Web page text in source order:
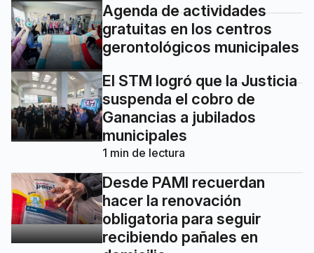
Agenda de actividades
gratuitas en los centros
gerontológicos municipales
El STM logró que la Justicia
suspenda el cobro de
Ganancias a jubilados
municipales
1 min de lectura
Desde PAMI recuerdan
hacer la renovación
obligatoria para seguir
recibiendo pañales en